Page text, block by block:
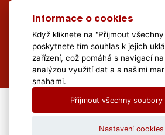
All Rights Reserved Muzeum Brněnska ©
Informace o cookies
Když kliknete na "Přijmout
poskytnete tím souhlas k jejich
zařízení, což pomáhá s navigací
analýzou využití dat a s našimi
snahami.
Přijmout všechny soubory
Nastavení cookies